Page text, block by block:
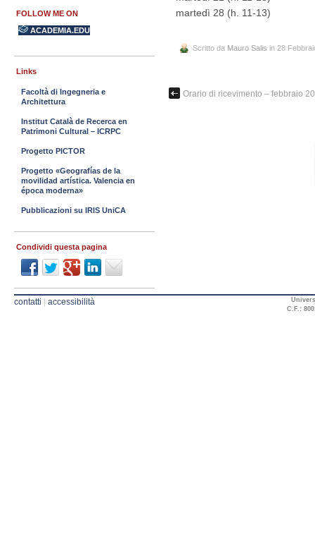
martedì 28 (h. 11-13)
Scritto da Mauro Salis in 28
Orario di ricevimento – febbraio
FOLLOW ME ON
ACADEMIA.EDU
Links
Facoltà di Ingegneria e
Architettura
Institut Català de Recerca en
Patrimoni Cultural – ICRPC
Progetto PICTOR
Progetto «Geografías de la
movilidad artística. Valencia en
época moderna»
Pubblicazioni su IRIS UniCA
Condividi questa pagina
contatti accessibilità
C.F.: